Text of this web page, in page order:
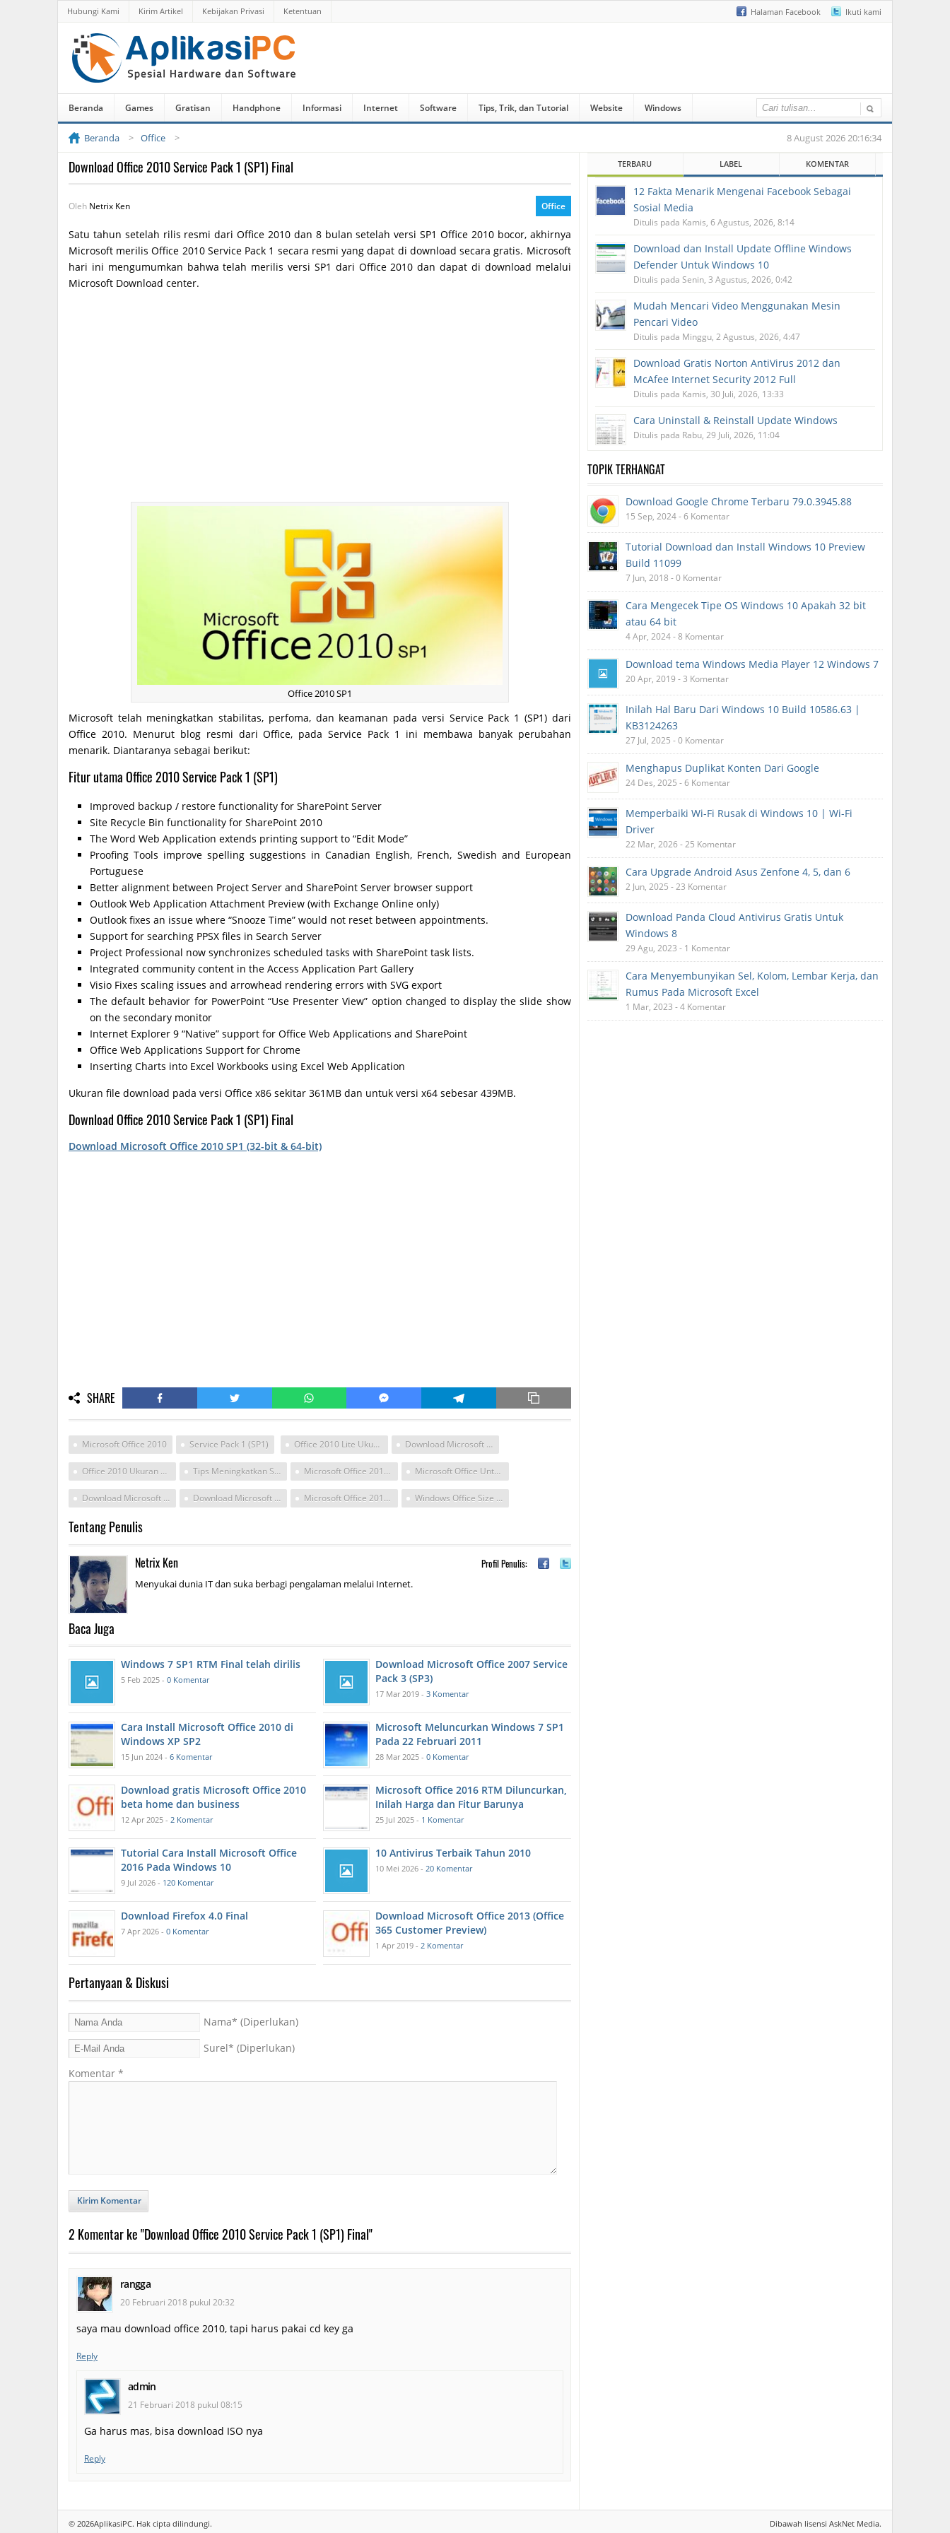
Halaman Facebook Ikuti kami
Hubungi Kami Kirim Artikel Kebijakan Privasi Ketentuan
Beranda Games Gratisan Handphone Informasi Internet Software Tips, Trik, dan Tutorial Website Windows
Beranda Office 8 August 2026 20:16:34
Download Office 2010 Service Pack 1 (SP1) Final
Oleh Netrix Ken Office
Satu tahun setelah rilis resmi dari Office 2010 dan 8 bulan setelah versi SP1 Office 2010 bocor, akhirnya
Microsoft merilis Office 2010 Service Pack 1 secara resmi yang dapat di download secara gratis. Microsoft
hari ini mengumumkan bahwa telah merilis versi SP1 dari Office 2010 dan dapat di download melalui
Microsoft Download center.
Office 2010 SP1
Microsoft telah meningkatkan stabilitas, perfoma, dan keamanan pada versi Service Pack 1 (SP1) dari
Office 2010. Menurut blog resmi dari Office, pada Service Pack 1 ini membawa banyak perubahan
menarik. Diantaranya sebagai berikut:
Fitur utama Office 2010 Service Pack 1 (SP1)
Improved backup / restore functionality for SharePoint Server
Site Recycle Bin functionality for SharePoint 2010
The Word Web Application extends printing support to “Edit Mode”
Proofing Tools improve spelling suggestions in Canadian English, French, Swedish and European
Portuguese
Better alignment between Project Server and SharePoint Server browser support
Outlook Web Application Attachment Preview (with Exchange Online only)
Outlook fixes an issue where “Snooze Time” would not reset between appointments.
Support for searching PPSX files in Search Server
Project Professional now synchronizes scheduled tasks with SharePoint task lists.
Integrated community content in the Access Application Part Gallery
Visio Fixes scaling issues and arrowhead rendering errors with SVG export
The default behavior for PowerPoint “Use Presenter View” option changed to display the slide show
on the secondary monitor
Internet Explorer 9 “Native” support for Office Web Applications and SharePoint
Office Web Applications Support for Chrome
Inserting Charts into Excel Workbooks using Excel Web Application
Ukuran file download pada versi Office x86 sekitar 361MB dan untuk versi x64 sebesar 439MB.
Download Office 2010 Service Pack 1 (SP1) Final
Download Microsoft Office 2010 SP1 (32-bit & 64-bit)
SHARE
Microsoft Office 2010 Service Pack 1 (SP1) Office 2010 Lite Ukuran Kecil Download Microsoft Office 2010 Ukuran Kecil
Office 2010 Ukuran Kecil Tips Meningkatkan Seo Pada Usaha Kecil Microsoft Office 2010 Windows 8 Ukuran Kecil Microsoft Office Untuk Pc Ukuran Kecil
Download Microsoft Office 2010 Untuk Windows Xp File Ringan Download Microsoft Office Ukuran Kecil Microsoft Office 2010 Ringan Windows Office Size Kecil
Tentang Penulis
Netrix Ken Profil Penulis:
Menyukai dunia IT dan suka berbagi pengalaman melalui Internet.
Baca Juga
Windows 7 SP1 RTM Final telah dirilis
5 Feb 2025 - 0 Komentar
Download Microsoft Office 2007 Service
Pack 3 (SP3)
17 Mar 2019 -3 Komentar
Cara Install Microsoft Office 2010 di
Windows XP SP2
15 Jun 2024 - 6 Komentar
Microsoft Meluncurkan Windows 7 SP1
Pada 22 Februari 2011
28 Mar 2025 -0 Komentar
Download gratis Microsoft Office 2010
beta home dan business
12 Apr 2025 - 2 Komentar
Microsoft Office 2016 RTM Diluncurkan,
Inilah Harga dan Fitur Barunya
25 Jul 2025 - 1 Komentar
Tutorial Cara Install Microsoft Office
2016 Pada Windows 10
9 Jul 2026 - 120 Komentar
10 Antivirus Terbaik Tahun 2010
10 Mei 2026 -20 Komentar
Download Firefox 4.0 Final
7 Apr 2026 - 0 Komentar
Download Microsoft Office 2013 (Office
365 Customer Preview)
1 Apr 2019 -2 Komentar
Pertanyaan & Diskusi
Nama* (Diperlukan)
Surel* (Diperlukan)
Komentar *
Kirim Komentar
2 Komentar ke "Download Office 2010 Service Pack 1 (SP1) Final"
rangga
20 Februari 2018 pukul 20:32
saya mau download office 2010, tapi harus pakai cd key ga
Reply
admin
21 Februari 2018 pukul 08:15
Ga harus mas, bisa download ISO nya
Reply
TERBARU LABEL KOMENTAR
12 Fakta Menarik Mengenai Facebook Sebagai
Sosial Media
Ditulis pada Kamis, 6 Agustus, 2026, 8:14
Download dan Install Update Offline Windows
Defender Untuk Windows 10
Ditulis pada Senin, 3 Agustus, 2026, 0:42
Mudah Mencari Video Menggunakan Mesin
Pencari Video
Ditulis pada Minggu, 2 Agustus, 2026, 4:47
Download Gratis Norton AntiVirus 2012 dan
McAfee Internet Security 2012 Full
Ditulis pada Kamis, 30 Juli, 2026, 13:33
Cara Uninstall & Reinstall Update Windows
Ditulis pada Rabu, 29 Juli, 2026, 11:04
TOPIK TERHANGAT
Download Google Chrome Terbaru 79.0.3945.88
15 Sep, 2024 - 6 Komentar
Tutorial Download dan Install Windows 10 Preview
Build 11099
7 Jun, 2018 - 0 Komentar
Cara Mengecek Tipe OS Windows 10 Apakah 32 bit
atau 64 bit
4 Apr, 2024 - 8 Komentar
Download tema Windows Media Player 12 Windows 7
20 Apr, 2019 - 3 Komentar
Inilah Hal Baru Dari Windows 10 Build 10586.63 |
KB3124263
27 Jul, 2025 - 0 Komentar
Menghapus Duplikat Konten Dari Google
24 Des, 2025 - 6 Komentar
Memperbaiki Wi-Fi Rusak di Windows 10 | Wi-Fi
Driver
22 Mar, 2026 - 25 Komentar
Cara Upgrade Android Asus Zenfone 4, 5, dan 6
2 Jun, 2025 - 23 Komentar
Download Panda Cloud Antivirus Gratis Untuk
Windows 8
29 Agu, 2023 - 1 Komentar
Cara Menyembunyikan Sel, Kolom, Lembar Kerja, dan
Rumus Pada Microsoft Excel
1 Mar, 2023 - 4 Komentar
© 2026AplikasiPC. Hak cipta dilindungi. Dibawah lisensi AskNet Media.